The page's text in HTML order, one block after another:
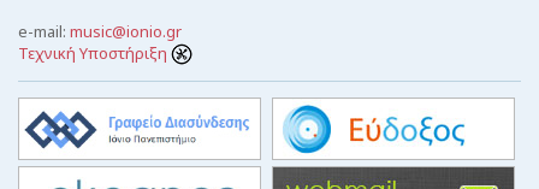
e-mail: music@ionio.gr
Τεχνική Υποστήριξη